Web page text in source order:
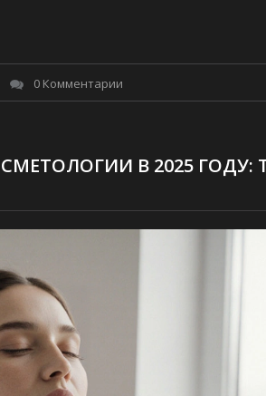
0 Комментарии
В 2025 ГОДУ: